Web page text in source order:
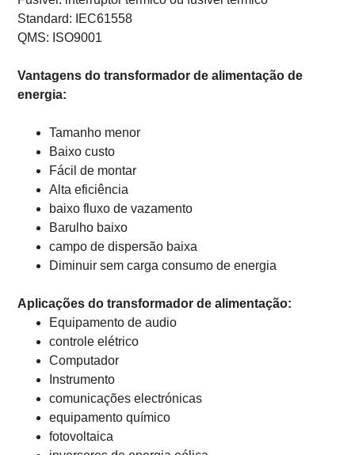
Standard: IEC61558
QMS: ISO9001
Vantagens do transformador de alimentação de
energia:
Tamanho menor
Baixo custo
Fácil de montar
Alta eficiência
baixo fluxo de vazamento
Barulho baixo
campo de dispersão baixa
Diminuir sem carga consumo de energia
Aplicações do transformador de alimentação:
Equipamento de audio
controle elétrico
Computador
Instrumento
comunicações electrónicas
equipamento químico
fotovoltaica